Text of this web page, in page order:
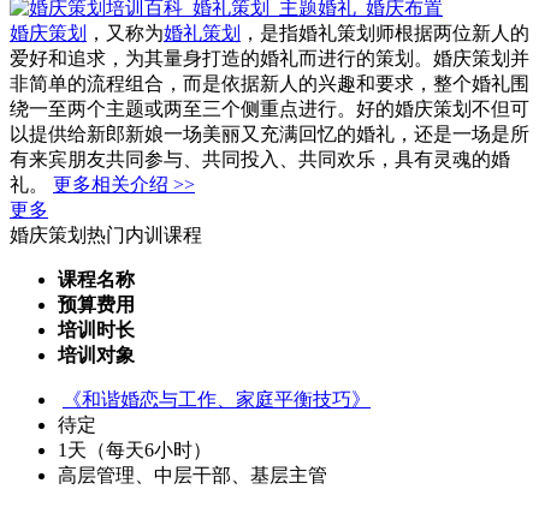
婚庆策划 ，又称为婚礼策划
，是指婚礼策划师根据两位新人的
爱好和追求，为其量身打造的婚礼而进行的策划。婚庆策划并
非简单的流程组合，而是依据新人的兴趣和要求，整个婚礼围
绕一至两个主题或两至三个侧重点进行。好的婚庆策划不但可
以提供给新郎新娘一场美丽又充满回忆的婚礼，还是一场是所
有来宾朋友共同参与、共同投入、共同欢乐，具有灵魂的婚
礼。 更多相关介绍 >>
更多
婚庆策划热门内训课程
课程名称
预算费用
培训时长
培训对象
《和谐婚恋与工作、家庭平衡技巧》
待定
1天（每天6小时）
高层管理、中层干部、基层主管